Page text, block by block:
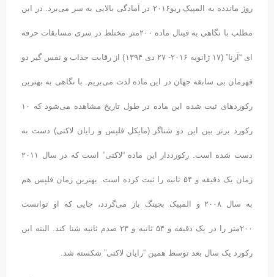
روز ماندده به المپیک ریو۲۰۱۶ در آمادگی بالایی به سر می‌برد. در این
مطلب با نگاهی به فینال ماده ۲۰۰متر مختلط در سری مسابقات حرفه
ای “آرنا” (۱۷ ژانویه ۲۰۱۶- ۲۷ دی ۱۳۹۴) از رقابت جذاب و نفس گیر دو
قهرمان بی سابقه جهان در این ماده لذت می‌بریم. با نگاهی به بهترین
رکوردهای ثبت شده این ماده در طول تاریخ مشاهده می‌شود که ۱۰
رکورد برتر بین این دو شناگر (مایکل فلپس و رایان لاکتی) دست به
دست شده است. رکورددار این ماده “لاکتی” است که در سال ۲۰۱۱
زمان یک دقیقه و ۵۴ ثانیه را ثبت کرده است. بهترین زمان فلپس هم
به سال ۲۰۰۸ و المپیک بجینگ باز می‌گردد، جایی که او توانست
۲۰۰متر را در یک دقیقه و ۵۴ ثانیه و ۲۳ صدم ثانیه شنا کند. البته این
رکورد یک سال بعد توسط همین “رایان لاکتی” شکسته شد.